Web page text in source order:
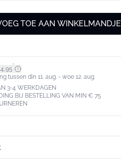
TOE AAN WINKELMANDJE
*
tussen din 11. aug. - woe 12. aug.
3-4 WERKDAGEN
BIJ BESTELLING VAN MIN € 75